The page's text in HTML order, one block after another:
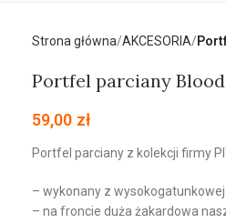
Strona główna AKCESORIA
Portfel parciany
59,00 zł
Portfel parciany z kolekcji firmy
– wykonany z
– na froncie duża żakardowa